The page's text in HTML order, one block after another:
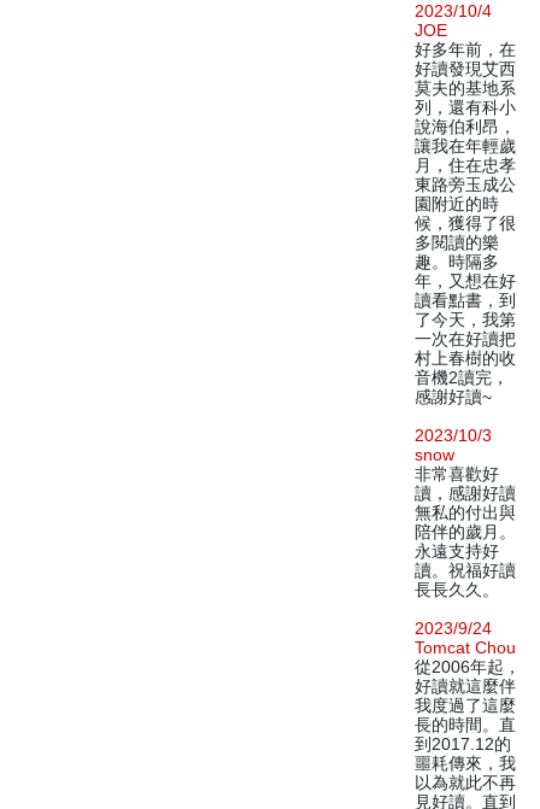
2023/10/4
JOE
好多年前，在
好讀發現艾西
莫夫的基地系
列，還有科小
說海伯利昂，
讓我在年輕歲
月，住在忠孝
東路旁玉成公
園附近的時
候，獲得了很
多閱讀的樂
趣。時隔多
年，又想在好
讀看點書，到
了今天，我第
一次在好讀把
村上春樹的收
音機2讀完，
感謝好讀~
2023/10/3
snow
非常喜歡好
讀，感謝好讀
無私的付出與
陪伴的歲月。
永遠支持好
讀。祝福好讀
長長久久。
2023/9/24
Tomcat Chou
從2006年起，
好讀就這麼伴
我度過了這麼
長的時間。直
到2017.12的
噩耗傳來，我
以為就此不再
見好讀。直到